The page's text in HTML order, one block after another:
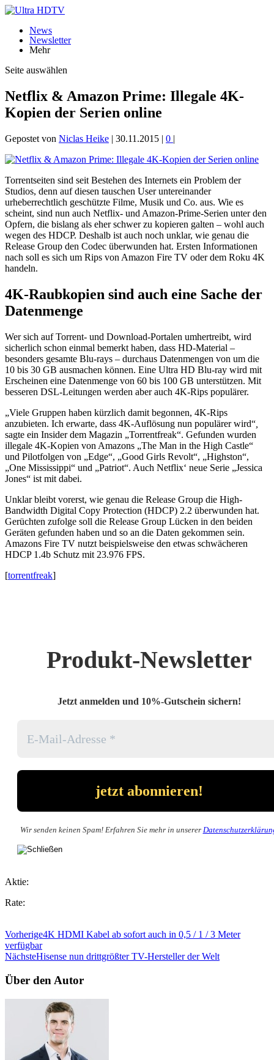
News
Newsletter
Mehr
Seite auswählen
Netflix & Amazon Prime: Illegale 4K-
Kopien der Serien online
Gepostet von Niclas Heike | 30.11.2015 | 0 |
Torrentseiten sind seit Bestehen des Internets ein Problem der
Studios, denn auf diesen tauschen User untereinander
urheberrechtlich geschützte Filme, Musik und Co. aus. Wie es
scheint, sind nun auch Netflix- und Amazon-Prime-Serien unter den
Opfern, die bislang als eher schwer zu kopieren galten – wohl auch
wegen des HDCP. Deshalb ist auch noch unklar, wie genau die
Release Group den Codec überwunden hat. Ersten Informationen
nach soll es sich um Rips von Amazon Fire TV oder dem Roku 4K
handeln.
4K-Raubkopien sind auch eine Sache der
Datenmenge
Wer sich auf Torrent- und Download-Portalen umhertreibt, wird
sicherlich schon einmal bemerkt haben, dass HD-Material –
besonders gesamte Blu-rays – durchaus Datenmengen von um die
10 bis 30 GB ausmachen können. Eine Ultra HD Blu-ray wird mit
Erscheinen eine Datenmenge von 60 bis 100 GB unterstützen. Mit
besseren DSL-Leitungen werden aber auch 4K-Rips populärer.
„Viele Gruppen haben kürzlich damit begonnen, 4K-Rips
anzubieten. Ich erwarte, dass 4K-Auflösung nun populärer wird“
sagte ein Insider dem Magazin „Torrentfreak“. Gefunden wurden
illegale 4K-Kopien von Amazons „The Man in the High Castle“
und Pilotfolgen von „Edge“, „Good Girls Revolt“, „Highston“,
„One Mississippi“ und „Patriot“. Auch Netflix‘ neue Serie „Jessica
Jones“ ist mit dabei.
Unklar bleibt vorerst, wie genau die Release Group die High-
Bandwidth Digital Copy Protection (HDCP) 2.2 überwunden hat.
Gerüchten zufolge soll die Release Group Lücken in den beiden
Geräten gefunden haben und so an die Daten gekommen sein.
Amazons Fire TV nutzt beispielsweise den etwas schwächeren
HDCP 1.4b Schutz mit 23.976 FPS.
[torrentfreak]
Produkt-Newsletter
Jetzt anmelden und 10%-Gutschein sichern!
Wir senden keinen Spam! Erfahren Sie mehr in unserer
Aktie:
Rate:
Vorherige4K HDMI Kabel ab sofort auch in 0,5 / 1 / 3 Meter
verfügbar
NächsteHisense nun drittgrößter TV-Hersteller der Welt
Über den Autor